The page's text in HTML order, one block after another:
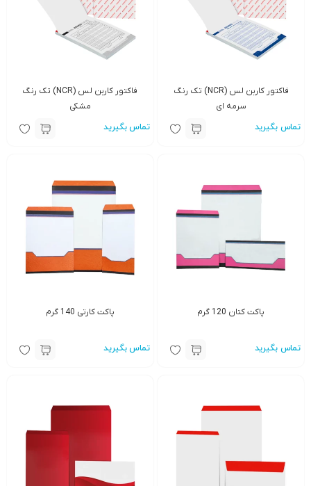
فاکتور کاربن لس (NCR) تک رنگ
سرمه ای
تماس بگیرید
فاکتور کاربن لس (NCR) تک رنگ
مشکی
تماس بگیرید
پاکت کتان 120 گرم
تماس بگیرید
پاکت کارتی 140 گرم
تماس بگیرید